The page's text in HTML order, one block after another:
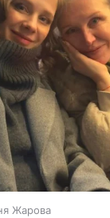
Жарова